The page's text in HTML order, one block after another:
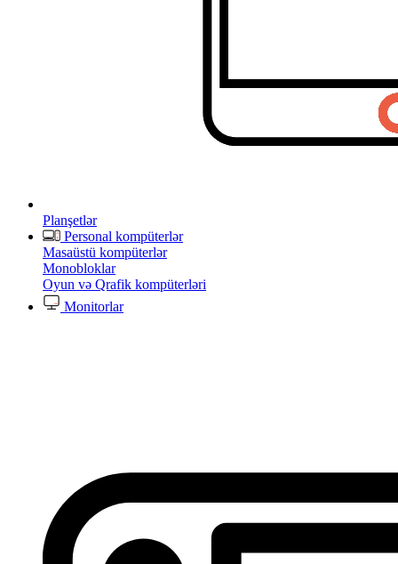
Planşetlər
Personal kompüterlər
Masaüstü kompüterlər
Monobloklar
Oyun və Qrafik kompüterləri
Monitorlar